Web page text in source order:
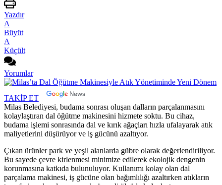
Yazdır
A
Büyüt
A
Küçült
Yorumlar
TAKİP ET
Milas Belediyesi, budama sonrası oluşan dalların parçalanmasını
kolaylaştıran dal öğütme makinesini hizmete soktu. Bu cihaz,
budama işlemi sonrasında dal ve kırık ağaçları hızla ufalayarak atık
maliyetlerini düşürüyor ve iş gücünü azaltıyor.
Çıkan ürünlerpark ve yeşil alanlarda gübre olarak değerlendiriliyor.
Bu sayede çevre kirlenmesi minimize edilerek ekolojik dengenin
korunmasına katkıda bulunuluyor. Kullanımı kolay olan dal
parçalama makinesi, iş gücüne olan bağımlılığı azaltırken atıkların